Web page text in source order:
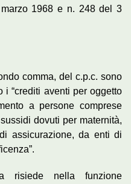
1968 e n. 248 del 3
comma, del c.p.c. sono
i “crediti aventi per oggetto
a persone comprese
dovuti per maternità,
assicurazione, da enti di
risiede nella funzione